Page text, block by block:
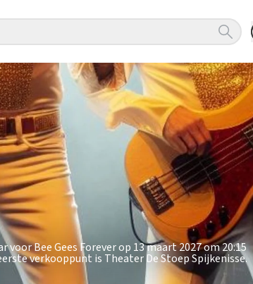
Bee Gees Forever op 13 maart 2027 om 20:15
verkooppunt is Theater De Stoep Spijkenisse.